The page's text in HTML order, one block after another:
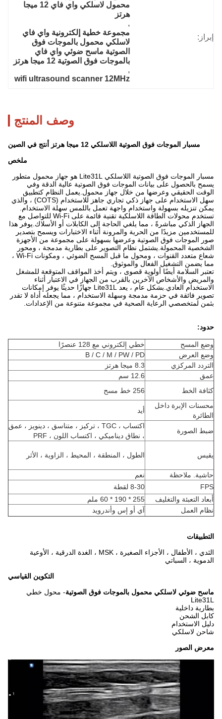
إبراز:
محمول لاسلكي واي فاي 12 ميجا
هرتز
,
مجموعة خطية إلكترونية واي فاي
لاسلكي محمول بالموجات فوق
الصوتية ماسح ضوئي واي فاي
بالموجات فوق الصوتية 12 ميجا هرتز
,
wifi ultrasound scanner 12MHz
وصف المنتج
مسبار الموجات فوق الصوتية اللاسلكي 12 ميجا هرتز أنتج في الصين
ملخص
مسبار الموجات فوق الصوتية اللاسلكي Lite31L هو جهاز محمول متطور
يسمح بالحصول على بيانات الموجات فوق الصوتية عالية الدقة وفي
الوقت الحقيقي وعرضها من خلال جهاز محمول.يعمل النظام كتطبيق
سهل الاستخدام على جهاز ذكي تجاري جاهز للاستخدام (COTS) ، والذي
يمكن تنزيله بسهولة واستخدام واجهة تعمل باللمس سهلة الاستخدام.
تستخدم محولات الطاقة اللاسلكية تقنية قائمة على Wi-Fi للتواصل مع
الجهاز الذكي مباشرةً ، مما يلغي الحاجة إلى الكابلات أو الأسلاك.يوفر هذا
للمستخدمين مزيدًا من الحرية والمرونة أثناء الاختبارات ويسمح بتصدير
صور الموجات فوق الصوتية وعرضها بسهولة على مجموعة من الأجهزة
الشخصية المحمولة.يشتمل نظام التصوير على بطارية مدمجة ، ومحور
شعاع متعدد القنوات ، ومحول ما قبل المسح الضوئي ، ومكونات Wi-Fi ،
مما يضمن التشغيل الفعال والموثوق.
تعتبر السلامة أيضًا أولوية قصوى ، ويتم أخذ المواقف المتوقعة للمشغل
والمريض والأشخاص الآخرين بالقرب من الجهاز في الاعتبار أثناء
الاستخدام العادي.بشكل عام ، يعد Lite31L جهازًا حديثًا يوفر إمكانات
تصوير فائقة في حزمة مدمجة وسهلة الاستخدام ، مما يجعله أداة لا تقدر
بثمن لمتخصصي الرعاية الصحية في مجموعة متنوعة من الإعدادات.
حدود:
وضع المسح
خطي إلكتروني مع 128 عنصرًا
وضع العرض
B / C / M / PW / PD
التردد المركزي
8.3 ميجا هرتز
عمق
12.6 سم
كثافة الخط
256 خط مسح
محسنات الإبرة داخل
الطائرة
أيد
ضبط الصورة
اكتساب ، TGC ، تركيز ، متناسق ، دينويز ، عمق
، نطاق ديناميكي ، اكتساب اللون ، PRF
يقيس الطول ، المنطقة ، المحيط ، الزاوية ، الأثر
حاشية. ملاحظة
نعم
FPS
8-30 لقطة
أبعاد التعبئة والتغليف
255 * 190 * 60 ملم
نظام العمل
آي أو إس وأندرويد
التطبيقات
الثدي ، الأطفال ، الأجزاء الصغيرة ، MSK ، الغدة الدرقية ، الأوعية
الدموية ، السباتي
التكوين القياسي
ماسح ضوئي لاسلكي محمول بالموجات فوق الصوتية- محول خطي
Lite31L
بطارية داخلية
كابل الشحن
دليل الاستخدام
شاحن لاسلكي
معرض الصور